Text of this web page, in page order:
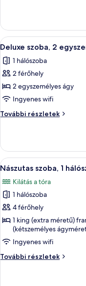
kétszemélyes
ágy
ágy
további
részletei
A
következő
szoba
összes
képének
megtekintése:
Deluxe
szoba,
egyszemélyes
ágy
5
Deluxe szoba, 2
1 hálószoba
2 férőhely
2 egyszemélyes ágy
Ingyenes wifi
További részletek
Deluxe
ágy
további
részletei
A
következő
szoba
összes
képének
megtekintése:
Nászutas
szoba,
1
9
Nászutas szoba, 1
Kilátás a tóra
1 hálószoba
4 férőhely
1 king (extra méretű)
(kétszemélyes
Ingyenes wifi
További részletek
Nászutas